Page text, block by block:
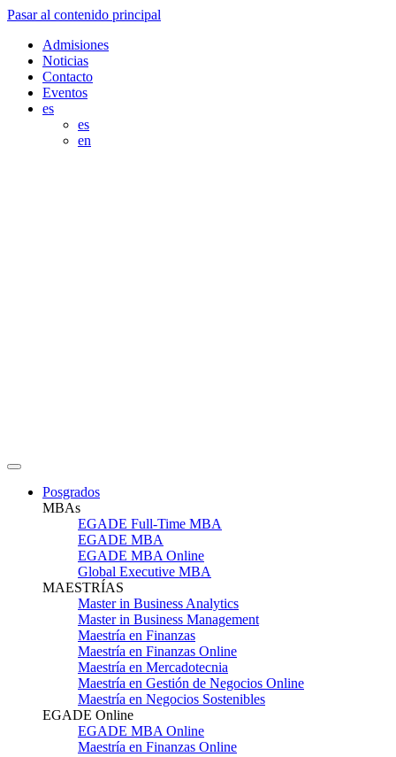
Pasar al contenido principal
Admisiones
Noticias
Contacto
Eventos
es
es
en
Posgrados
MBAs
EGADE Full-Time MBA
EGADE MBA
EGADE MBA Online
Global Executive MBA
MAESTRÍAS
Master in Business Analytics
Master in Business Management
Maestría en Finanzas
Maestría en Finanzas Online
Maestría en Mercadotecnia
Maestría en Gestión de Negocios Online
Maestría en Negocios Sostenibles
EGADE Online
EGADE MBA Online
Maestría en Finanzas Online